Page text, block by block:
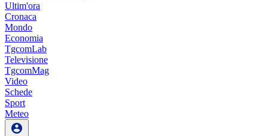
Ultim'ora
Cronaca
Mondo
Economia
TgcomLab
Televisione
TgcomMag
Video
Schede
Sport
Meteo